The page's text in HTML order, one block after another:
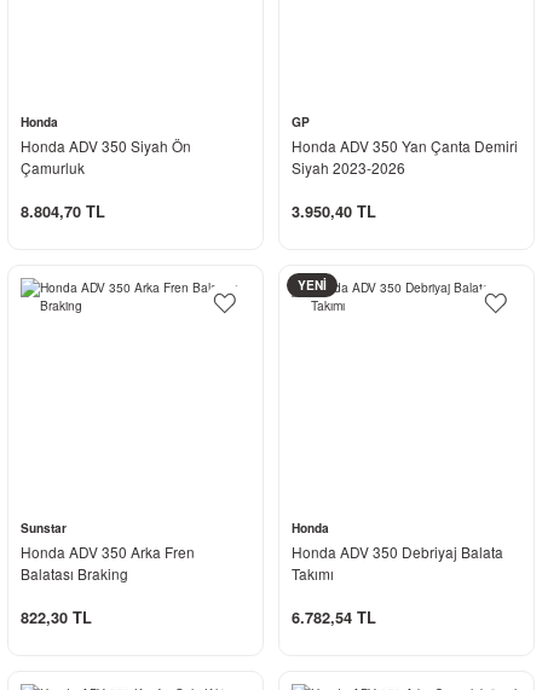
Honda
Honda ADV 350 Siyah Ön
Çamurluk
8.804,70 TL
GP
Honda ADV 350 Yan Çanta Demiri
Siyah 2023-2026
3.950,40 TL
Sunstar
Honda ADV 350 Arka Fren
Balatası Braking
822,30 TL
YENİ
Honda
Honda ADV 350 Debriyaj Balata
Takımı
6.782,54 TL